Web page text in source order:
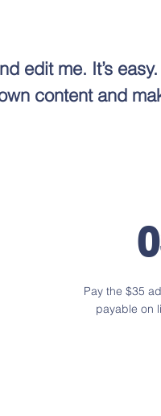
edit me. It’s
content and
Pay the $35
payable on